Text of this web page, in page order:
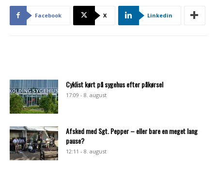
Facebook X Linkedin
Cyklist kørt på sygehus efter påkørsel
17:09 - 8. august
Afsked med Sgt. Pepper – eller bare en meget lang
pause?
12:11 - 8. august